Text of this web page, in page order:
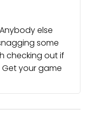
else
some
checking out if
your game